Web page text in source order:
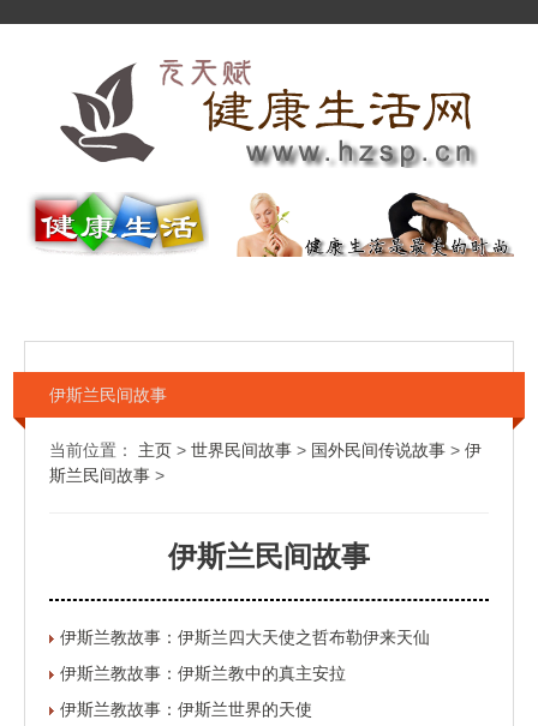
伊斯兰民间故事
当前位置： 主页 > 世界民间故事 > 国外民间传说故事 > 伊
斯兰民间故事 >
伊斯兰民间故事
伊斯兰教故事：伊斯兰四大天使之哲布勒伊来天仙
伊斯兰教故事：伊斯兰教中的真主安拉
伊斯兰教故事：伊斯兰世界的天使